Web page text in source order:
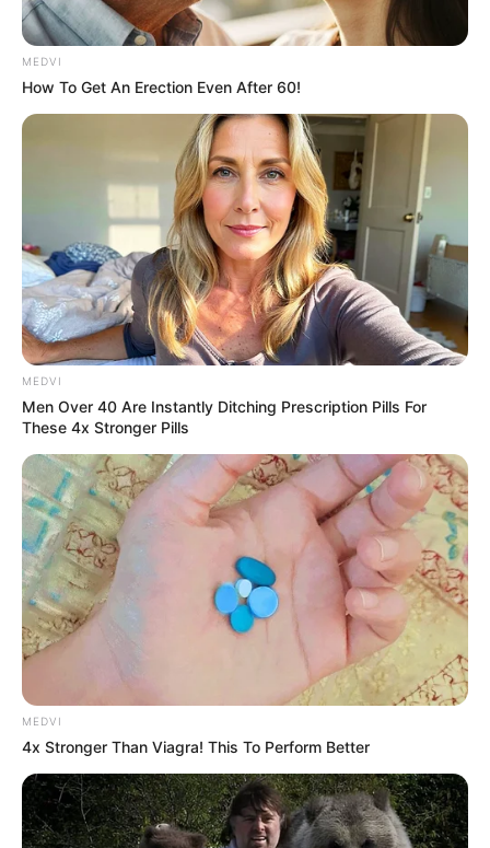
MEDVI
How To Get An Erection Even After 60!
MEDVI
Men Over 40 Are Instantly Ditching Prescription Pills For
These 4x Stronger Pills
MEDVI
4x Stronger Than Viagra! This To Perform Better